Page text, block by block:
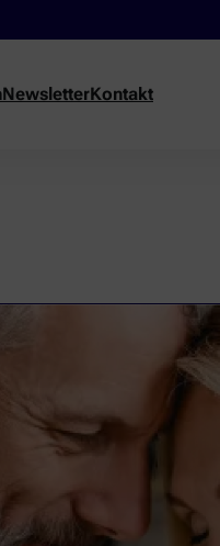
NewsletterKontakt